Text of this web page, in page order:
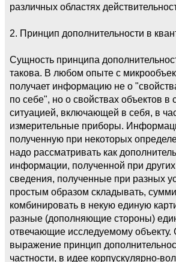
различных областях
2. Принцип дополнительности в
Сущность принципа
такова. В любом опыте с
получает информацию не о
по себе", но о свойствах объектов в
ситуацией, включающей в себя, в
измерительные приборы.
полученную при некоторых
надо рассматривать как
информации, полученной при
сведения, полученные при разных
простым образом складывать,
комбинировать в некую единую
разные (дополняющие стороны)
отвечающие исследуемому
выражение принцип
частности, в идее корпускулярно-